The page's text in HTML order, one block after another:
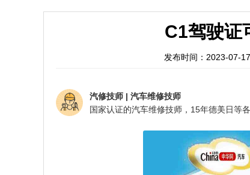
C1驾驶证
发布时间：2023-07-
汽修技师 | 汽车维修技师